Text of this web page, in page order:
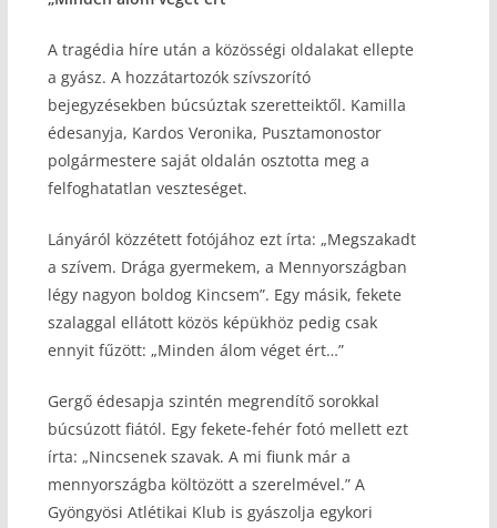
A tragédia híre után a közösségi oldalakat ellepte
a gyász. A hozzátartozók szívszorító
bejegyzésekben búcsúztak szeretteiktől. Kamilla
édesanyja, Kardos Veronika, Pusztamonostor
polgármestere saját oldalán osztotta meg a
felfoghatatlan veszteséget.
Lányáról közzétett fotójához ezt írta: „Megszakadt
a szívem. Drága gyermekem, a Mennyországban
légy nagyon boldog Kincsem”. Egy másik, fekete
szalaggal ellátott közös képükhöz pedig csak
ennyit fűzött: „Minden álom véget ért…”
Gergő édesapja szintén megrendítő sorokkal
búcsúzott fiától. Egy fekete-fehér fotó mellett ezt
írta: „Nincsenek szavak. A mi fiunk már a
mennyországba költözött a szerelmével.” A
Gyöngyösi Atlétikai Klub is gyászolja egykori